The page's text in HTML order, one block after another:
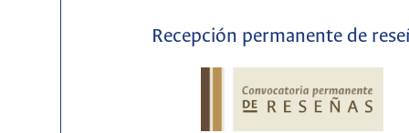
Recepción permanente de